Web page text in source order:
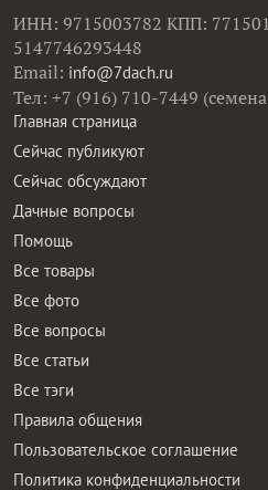
ИНН: 9715003782 КПП:
5147746293448
Email: info@7dach.ru
Тел: +7 (916) 710-7449
Главная страница
Сейчас публикуют
Сейчас обсуждают
Дачные вопросы
Помощь
Все товары
Все фото
Все вопросы
Все статьи
Все тэги
Правила общения
Пользовательское соглашение
Политика конфиденциальности